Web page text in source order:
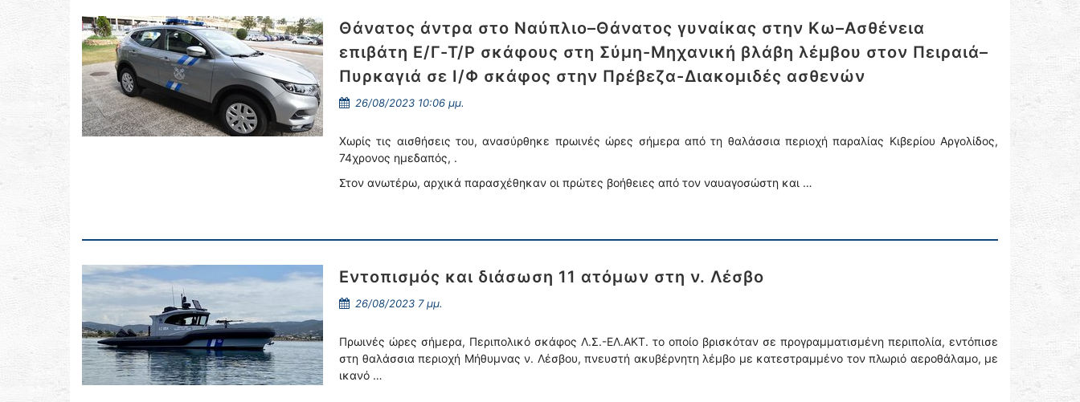
Θάνατος άντρα στο Ναύπλιο–Θάνατος γυναίκας στην Κω–Ασθένεια
επιβάτη Ε/Γ-Τ/Ρ σκάφους στη Σύμη-Μηχανική βλάβη λέμβου στον Πειραιά–
Πυρκαγιά σε Ι/Φ σκάφος στην Πρέβεζα-Διακομιδές ασθενών
26/08/2023 10:06 μμ.
Χωρίς τις αισθήσεις του, ανασύρθηκε πρωινές ώρες σήμερα από τη θαλάσσια περιοχή παραλίας Κιβερίου Αργολίδος,
74χρονος ημεδαπός, .
Στον ανωτέρω, αρχικά παρασχέθηκαν οι πρώτες βοήθειες από τον ναυαγοσώστη και …
Εντοπισμός και διάσωση 11 ατόμων στη ν. Λέσβο
26/08/2023 7 μμ.
Πρωινές ώρες σήμερα, Περιπολικό σκάφος Λ.Σ.-ΕΛ.ΑΚΤ. το οποίο βρισκόταν σε προγραμματισμένη περιπολία, εντόπισε
στη θαλάσσια περιοχή Μήθυμνας ν. Λέσβου, πνευστή ακυβέρνητη λέμβο με κατεστραμμένο τον πλωριό αεροθάλαμο, με
ικανό …